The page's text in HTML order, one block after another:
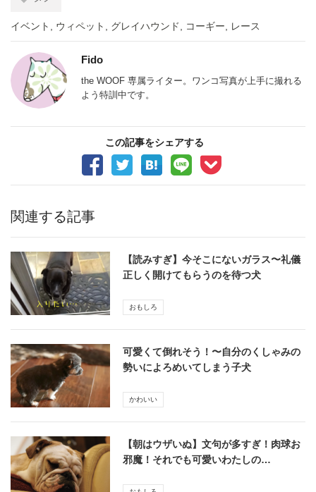
イベント , ウィペット , グレイハウンド, コーギー, レース
Fido
the WOOF 専属ライター。ワンコ写真が上手に撮れる
よう特訓中です。
この記事をシェアする
関連する記事
【読みすぎ】今そこにないガラス〜礼儀
正しく開けてもらうのを待つ犬
おもしろ
可愛くて倒れそう！〜自分のくしゃみの
勢いによろめいてしまう子犬
かわいい
【朝はウザいぬ】文句が多すぎ！肉球お
邪魔！それでも可愛いわたしの…